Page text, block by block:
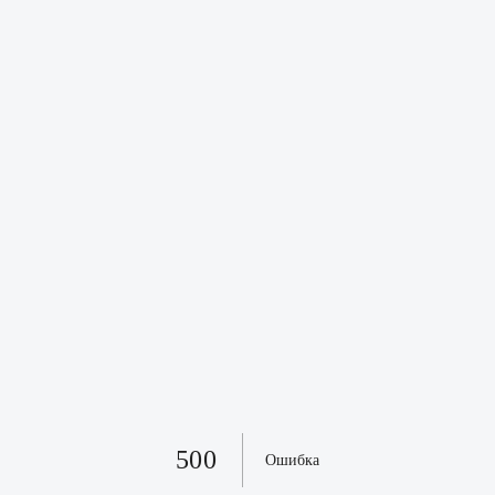
500 Ошибка